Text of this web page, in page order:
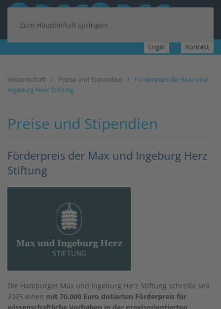
Zum Hauptinhalt springen
Login Kontakt
Wissenschaft Preise und Stipendien
Förderpreis der Max und
Ingeburg Herz Stiftung
Preise und Stipendien
Förderpreis der Max und Ingeburg Herz
Stiftung
Die Hamburger Max und Ingeburg Herz Stiftung schreibt seit
2025 einen mit 70.000 Euro dotierten Förderpreis für